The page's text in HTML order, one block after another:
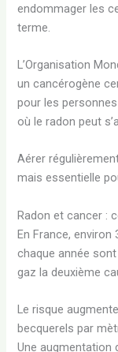
endommager les
terme.
L’Organisation
un cancérogène
pour les
où le radon peut
Aérer
mais essentielle
Radon et cancer :
En France,
chaque année
gaz la deuxième
Le risque
becquerels par
Une augmentation